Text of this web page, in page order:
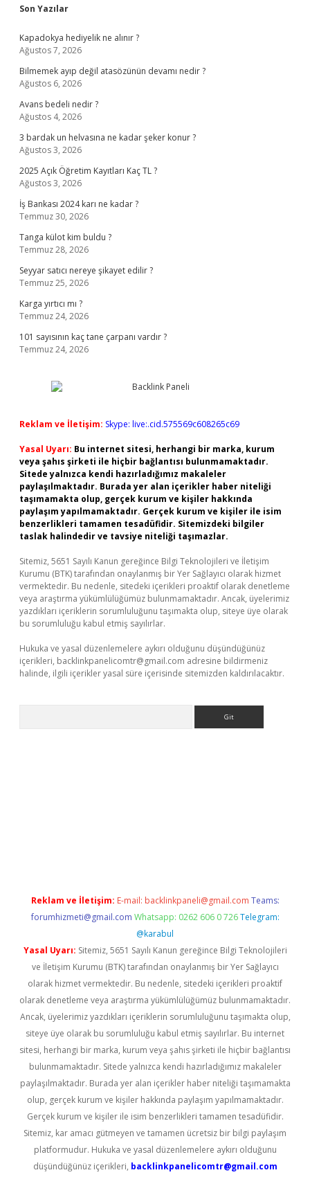
Sidebar
Son Yazılar
Kapadokya hediyelik ne alınır ?
Ağustos 7, 2026
Bilmemek ayıp değil atasözünün devamı nedir ?
Ağustos 6, 2026
Avans bedeli nedir ?
Ağustos 4, 2026
3 bardak un helvasına ne kadar şeker konur ?
Ağustos 3, 2026
2025 Açık Öğretim Kayıtları Kaç TL ?
Ağustos 3, 2026
İş Bankası 2024 karı ne kadar ?
Temmuz 30, 2026
Tanga külot kim buldu ?
Temmuz 28, 2026
Seyyar satıcı nereye şikayet edilir ?
Temmuz 25, 2026
Karga yırtıcı mı ?
Temmuz 24, 2026
101 sayısının kaç tane çarpanı vardır ?
Temmuz 24, 2026
Reklam ve İletişim: Skype: live:.cid.575569c608265c69
Yasal Uyarı: Bu internet sitesi, herhangi bir marka, kurum
veya şahıs şirketi ile hiçbir bağlantısı bulunmamaktadır.
Sitede yalnızca kendi hazırladığımız makaleler
paylaşılmaktadır. Burada yer alan içerikler haber niteliği
taşımamakta olup, gerçek kurum ve kişiler hakkında
paylaşım yapılmamaktadır. Gerçek kurum ve kişiler ile isim
benzerlikleri tamamen tesadüfidir. Sitemizdeki bilgiler
taslak halindedir ve tavsiye niteliği taşımazlar.
Sitemiz, 5651 Sayılı Kanun gereğince Bilgi Teknolojileri ve İletişim
Kurumu (BTK) tarafından onaylanmış bir Yer Sağlayıcı olarak hizmet
vermektedir. Bu nedenle, sitedeki içerikleri proaktif olarak denetleme
veya araştırma yükümlülüğümüz bulunmamaktadır. Ancak, üyelerimiz
yazdıkları içeriklerin sorumluluğunu taşımakta olup, siteye üye olarak
bu sorumluluğu kabul etmiş sayılırlar.
Hukuka ve yasal düzenlemelere aykırı olduğunu düşündüğünüz
içerikleri, backlinkpanelicomtr@gmail.com adresine bildirmeniz
halinde, ilgili içerikler yasal süre içerisinde sitemizden kaldırılacaktır.
Reklam ve İletişim: E-mail: backlinkpaneli@gmail.com Teams:
forumhizmeti@gmail.com Whatsapp: 0262 606 0 726 Telegram:
@karabul
Yasal Uyarı: Sitemiz, 5651 Sayılı Kanun gereğince Bilgi Teknolojileri
ve İletişim Kurumu (BTK) tarafından onaylanmış bir Yer Sağlayıcı
olarak hizmet vermektedir. Bu nedenle, sitedeki içerikleri proaktif
olarak denetleme veya araştırma yükümlülüğümüz bulunmamaktadır.
Ancak, üyelerimiz yazdıkları içeriklerin sorumluluğunu taşımakta olup,
siteye üye olarak bu sorumluluğu kabul etmiş sayılırlar. Bu internet
sitesi, herhangi bir marka, kurum veya şahıs şirketi ile hiçbir bağlantısı
bulunmamaktadır. Sitede yalnızca kendi hazırladığımız makaleler
paylaşılmaktadır. Burada yer alan içerikler haber niteliği taşımamakta
olup, gerçek kurum ve kişiler hakkında paylaşım yapılmamaktadır.
Gerçek kurum ve kişiler ile isim benzerlikleri tamamen tesadüfidir.
Sitemiz, kar amacı gütmeyen ve tamamen ücretsiz bir bilgi paylaşım
platformudur. Hukuka ve yasal düzenlemelere aykırı olduğunu
düşündüğünüz içerikleri, backlinkpanelicomtr@gmail.com